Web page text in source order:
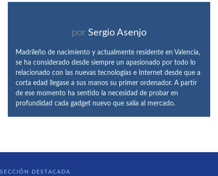
por Sergio Asenjo
Madrileño de nacimiento y actualmente residente en Valencia,
se ha considerado desde siempre un apasionado por todo lo
relacionado con las nuevas tecnologías e Internet desde que a
corta edad llegase a sus manos su primer ordenador. A partir
de ese momento ha sentido la necesidad de probar en
profundidad cada gadget nuevo que salía al mercado.
SECCIÓN DESTACADA